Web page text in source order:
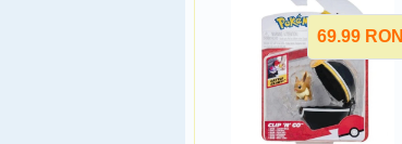
69.99 RON